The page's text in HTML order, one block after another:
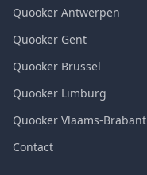
Quooker Antwerpen
Quooker Gent
Quooker Brussel
Quooker Limburg
Quooker Vlaams-Brabant
Contact